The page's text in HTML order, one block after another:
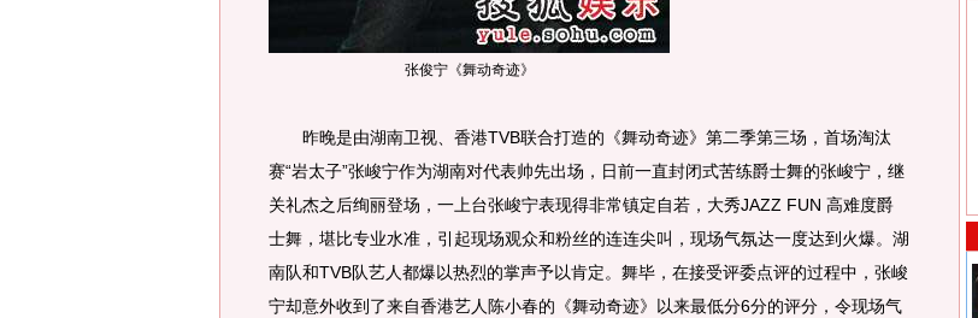
张俊宁《舞动奇迹》
昨晚是由湖南卫视、香港TVB联合打造的《舞动奇迹》第二季第三场，首场淘汰
赛“岩太子”张峻宁作为湖南对代表帅先出场，日前一直封闭式苦练爵士舞的张峻宁，继
关礼杰之后绚丽登场，一上台张峻宁表现得非常镇定自若，大秀JAZZ FUN 高难度爵
士舞，堪比专业水准，引起现场观众和粉丝的连连尖叫，现场气氛达一度达到火爆。湖
南队和TVB队艺人都爆以热烈的掌声予以肯定。舞毕，在接受评委点评的过程中，张峻
宁却意外收到了来自香港艺人陈小春的《舞动奇迹》以来最低分6分的评分，令现场气